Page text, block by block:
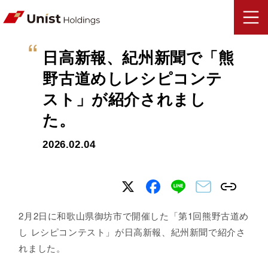
日高新報、紀州新聞で「熊
野古道めしレシピコンテ
スト」が紹介されまし
た。
2026.02.04
2月2日に和歌山県御坊市で開催した「第1回熊野古道め
し レシピコンテスト」が日高新報、紀州新聞で紹介さ
れました。